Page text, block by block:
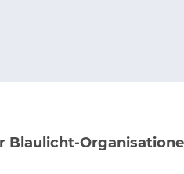
Blaulicht-